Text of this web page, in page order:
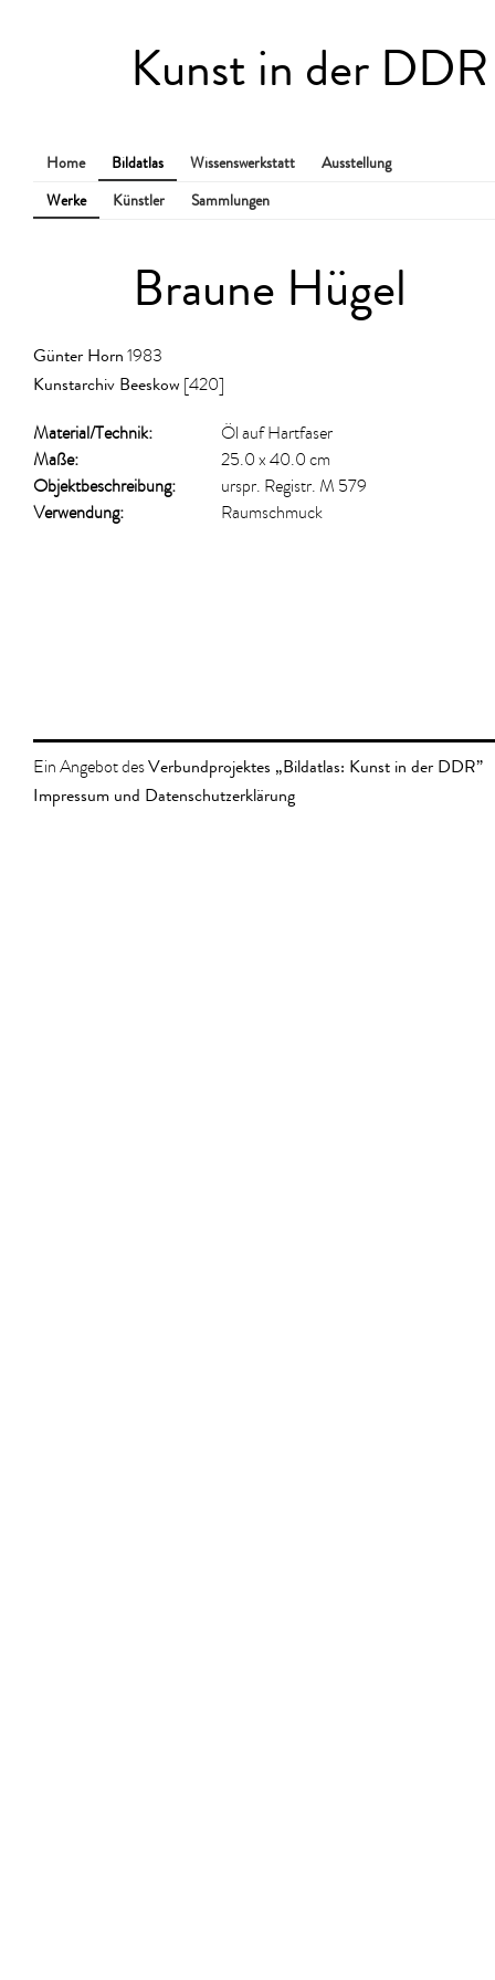
Kunst in der DDR
Home Bildatlas Wissenswerkstatt
Ausstellung
Werke
Künstler Sammlungen
Braune Hügel
Günter Horn 1983
Kunstarchiv Beeskow [420]
Material/​Technik:
Öl auf Hartfaser
Maße:
25.0 x 40.0 cm
Objektbeschreibung:
urspr. Registr. M 579
Verwendung:
Raumschmuck
Ein Angebot desVerbundprojektes „Bildatlas: Kunst in der DDR”
Impressum und Datenschutzerklärung